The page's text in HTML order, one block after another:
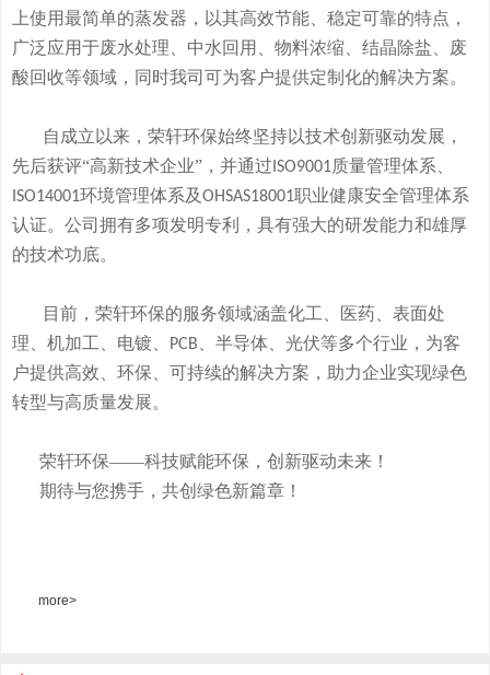
上使用最简单的蒸发器， 以其高效节能、稳定可靠的特点，
广泛应用于废水处理、中水回用、物料浓缩、结晶除盐、废
酸回收等领域， 同时我司可为客户提供定制化的解决方案。
自成立以来，荣轩环保始终坚持以技术创新驱动发展，
先后获评“高新技术企业”，并通过 ISO9001质量管理体系、
ISO14001环境管理体系及OHSAS18001职业健康安全管理体系
认证。公司拥有多项发明专利，具有强大的研发能力和雄厚
的技术功底。
目前，荣轩环保的服务领域涵盖化工、医药、表面处
理、机加工、电镀、
PCB
、半导体、光伏等多个行业，为客
户提供高效、环保、可持续的解决方案，助力企业实现绿色
转型与高质量发展。
荣轩环保——科技赋能环保，创新驱动未来！
期待与您携手，共创绿色新篇章！
more>